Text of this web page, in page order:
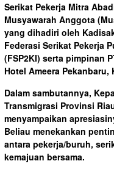
Serikat Pekerja Mitra
Musyawarah Anggota
yang dihadiri oleh
Federasi Serikat Pekerja
(FSP2KI) serta pimpinan
Hotel Ameera Pekanbaru,
Dalam sambutannya,
Transmigrasi Provinsi
menyampaikan
Beliau menekankan
antara pekerja/buruh,
kemajuan bersama.